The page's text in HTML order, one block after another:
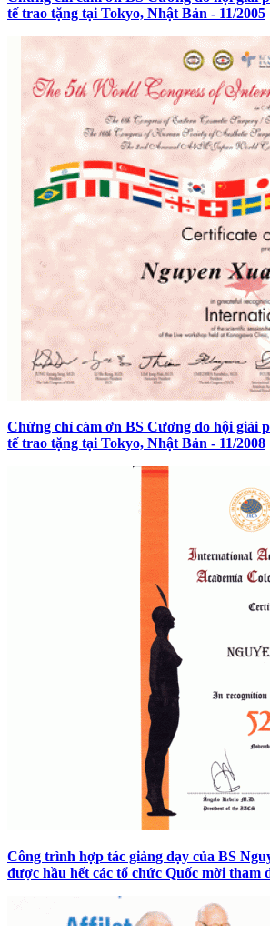
tế trao tặng tại Tokyo, Nhật Bản - 11/2005
Chứng chỉ cám ơn BS Cương do hội giải
tế trao tặng tại Tokyo, Nhật Bản - 11/2008
Công trình hợp tác giảng dạy của BS
được hầu hết các tổ chức Quốc mời tham